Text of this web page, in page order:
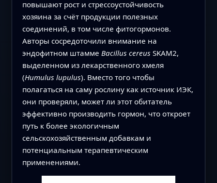
повышают рост и стрессоустойчивость
хозяина за счёт продукции полезных
соединений, в том числе фитогормонов.
Авторы сосредоточили внимание на
эндофитном штамме Bacillus cereus SKAM2,
выделенном из лекарственного хмеля
(Humulus lupulus). Вместо того чтобы
полагаться на саму рослину как источник ИЭК,
они проверяли, может ли этот обитатель
эффективно производить гормон, что откроет
путь к более экологичным
сельскохозяйственным добавкам и
потенциальным терапевтическим
применениями.